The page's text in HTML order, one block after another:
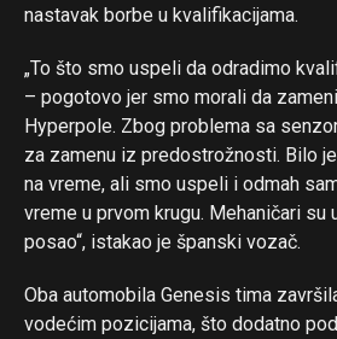
nastavak borbe u kvalifikacijama.
„To što smo uspeli da odradimo
– pogotovo jer smo morali da
Hyperpole. Zbog problema sa
za zamenu iz predostrožnosti. Bilo
na vreme, ali smo uspeli i odmah
vreme u prvom krugu. Mehaničari su
posao“, istakao je španski vozač.
Oba automobila Genesis tima
vodećim pozicijama, što dodatno